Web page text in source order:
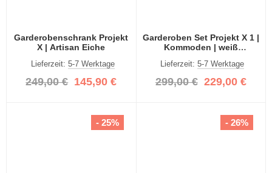
Garderobenschrank Projekt
X | Artisan Eiche
Lieferzeit: 5-7 Werktage
249,00 € 145,90 €
Garderoben Set Projekt X 1 |
Kommoden | weiß
Lieferzeit:5-7 Werktage
299,00 € 229,00 €
- 25% - 26%